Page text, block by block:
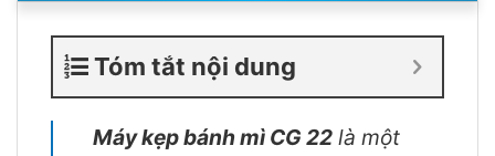
Tóm tắt nội dung
Máy kẹp bánh mì CG 22 là một